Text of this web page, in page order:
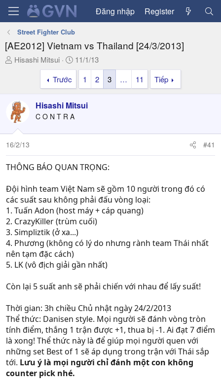
Đăng nhập Register
Street Fighter Club
[AE2012] Vietnam vs Thailand [24/3/2013]
T
a
d
s
t
a
t
e
r
Hisashi Mitsui
N
g
y
ử
11/1/13
Trước
1 2 3 … 11 Tiếp
Hisashi Mitsui
C O N T R A
16/2/13 #41
THÔNG BÁO QUAN TRỌNG:
Đội hình team Việt Nam sẽ gồm 10 người trong đó có
các suất sau không phải đấu vòng loại:
1. Tuấn Adon (host máy + cáp quang)
2. CrazyKiller (trùm cuối)
3. Simpliztik (ở xa...)
4. Phương (không có lý do nhưng rành team Thái nhất
nên tạm đặc cách)
5. LK (vô địch giải gần nhất)
Còn lại 5 suất anh sẽ phải chiến với nhau để lấy suất!
Thời gian: 3h chiều Chủ nhật ngày 24/2/2013
Thể thức: Danisen style. Mọi người sẽ đánh vòng tròn
tính điểm, thắng 1 trận được +1, thua bị -1. Ai đạt 7 điểm
là xong! Thể thức này là để giúp mọi người quen với
những set Best of 1 sẽ áp dụng trong trận với Thái sắp
tới. Lưu ý là mọi người chỉ đánh một con không
counter pick nhé.